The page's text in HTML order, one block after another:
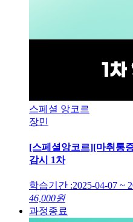
스페셜 앙코르
장민
[스페셜앙코르][마취통
감시 1차
학습기간 :2025-04-07 ~
46,000원
과정종료